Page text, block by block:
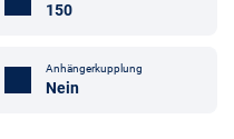
150
Anhängerkupplung
Nein